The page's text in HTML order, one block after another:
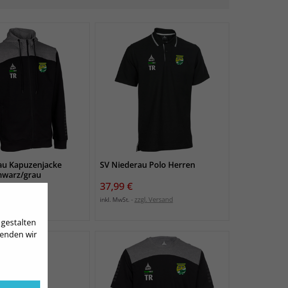
wir
Kapuzenjacke
grau
SV Niederau Polo Herren
Preis
37,99 €
inkl. MwSt. zzgl. Versand